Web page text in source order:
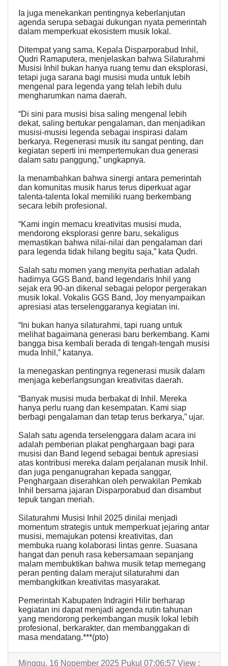
Ia juga menekankan pentingnya keberlanjutan
agenda serupa sebagai dukungan nyata pemerintah
dalam memperkuat ekosistem musik lokal.
Ditempat yang sama, Kepala Disparporabud Inhil,
Qudri Ramaputera, menjelaskan bahwa Silaturahmi
Musisi Inhil bukan hanya ruang temu dan eksplorasi,
tetapi juga sarana bagi musisi muda untuk lebih
mengenal para legenda yang telah lebih dulu
mengharumkan nama daerah.
“Di sini para musisi bisa saling mengenal lebih
dekat, saling bertukar pengalaman, dan menjadikan
musisi-musisi legenda sebagai inspirasi dalam
berkarya. Regenerasi musik itu sangat penting, dan
kegiatan seperti ini mempertemukan dua generasi
dalam satu panggung,” ungkapnya.
Ia menambahkan bahwa sinergi antara pemerintah
dan komunitas musik harus terus diperkuat agar
talenta-talenta lokal memiliki ruang berkembang
secara lebih profesional.
“Kami ingin memacu kreativitas musisi muda,
mendorong eksplorasi genre baru, sekaligus
memastikan bahwa nilai-nilai dan pengalaman dari
para legenda tidak hilang begitu saja,” kata Qudri.
Salah satu momen yang menyita perhatian adalah
hadirnya GGS Band, band legendaris Inhil yang
sejak era 90-an dikenal sebagai pelopor pergerakan
musik lokal. Vokalis GGS Band, Joy menyampaikan
apresiasi atas terselenggaranya kegiatan ini.
“Ini bukan hanya silaturahmi, tapi ruang untuk
melihat bagaimana generasi baru berkembang. Kami
bangga bisa kembali berada di tengah-tengah musisi
muda Inhil,” katanya.
Ia menegaskan pentingnya regenerasi musik dalam
menjaga keberlangsungan kreativitas daerah.
“Banyak musisi muda berbakat di Inhil. Mereka
hanya perlu ruang dan kesempatan. Kami siap
berbagi pengalaman dan tetap terus berkarya,” ujar.
Salah satu agenda terselenggara dalam acara ini
adalah pemberian plakat penghargaan bagi para
musisi dan Band legend sebagai bentuk apresiasi
atas kontribusi mereka dalam perjalanan musik Inhil.
dan juga penganugrahan kepada sanggar,
Penghargaan diserahkan oleh perwakilan Pemkab
Inhil bersama jajaran Disparporabud dan disambut
tepuk tangan meriah.
Silaturahmi Musisi Inhil 2025 dinilai menjadi
momentum strategis untuk memperkuat jejaring antar
musisi, memajukan potensi kreativitas, dan
membuka ruang kolaborasi lintas genre. Suasana
hangat dan penuh rasa kebersamaan sepanjang
malam membuktikan bahwa musik tetap memegang
peran penting dalam merajut silaturahmi dan
membangkitkan kreativitas masyarakat.
Pemerintah Kabupaten Indragiri Hilir berharap
kegiatan ini dapat menjadi agenda rutin tahunan
yang mendorong perkembangan musik lokal lebih
profesional, berkarakter, dan membanggakan di
masa mendatang.***(pto)
Minggu, 16 Nopember 2025 Pukul 07:06:57 View :